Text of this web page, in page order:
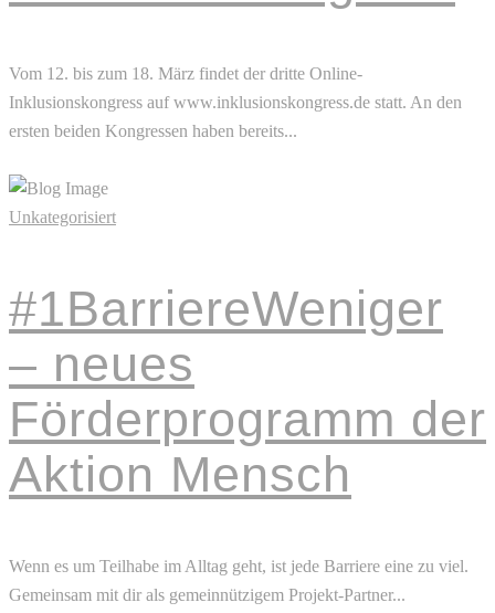
Vom 12. bis zum 18. März findet der dritte Online-
Inklusionskongress auf www.inklusionskongress.de statt. An den
ersten beiden Kongressen haben bereits...
Unkategorisiert
#1BarriereWeniger
– neues
Förderprogramm der
Aktion Mensch
Wenn es um Teilhabe im Alltag geht, ist jede Barriere eine zu viel.
Gemeinsam mit dir als gemeinnützigem Projekt-Partner...